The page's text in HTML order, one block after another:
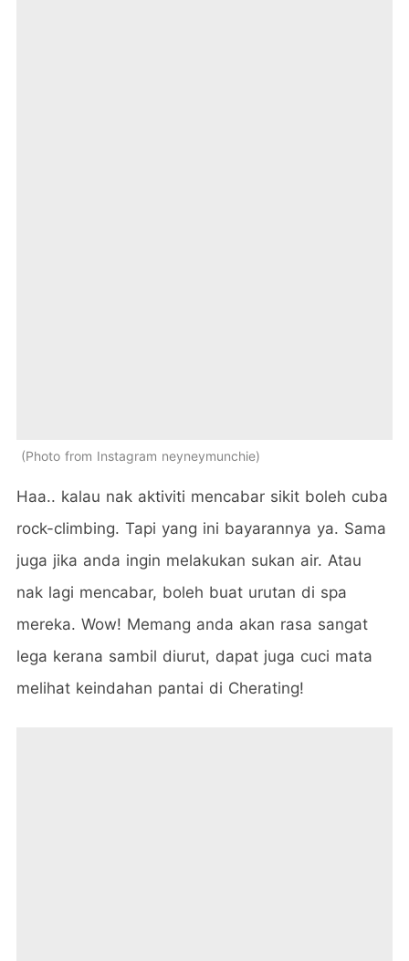
Photo from Instagram neyneymunchie
Haa.. kalau nak aktiviti mencabar sikit boleh cuba
rock-climbing. Tapi yang ini bayarannya ya. Sama
juga jika anda ingin melakukan sukan air. Atau
nak lagi mencabar, boleh buat urutan di spa
mereka. Wow! Memang anda akan rasa sangat
lega kerana sambil diurut, dapat juga cuci mata
melihat keindahan pantai di Cherating!